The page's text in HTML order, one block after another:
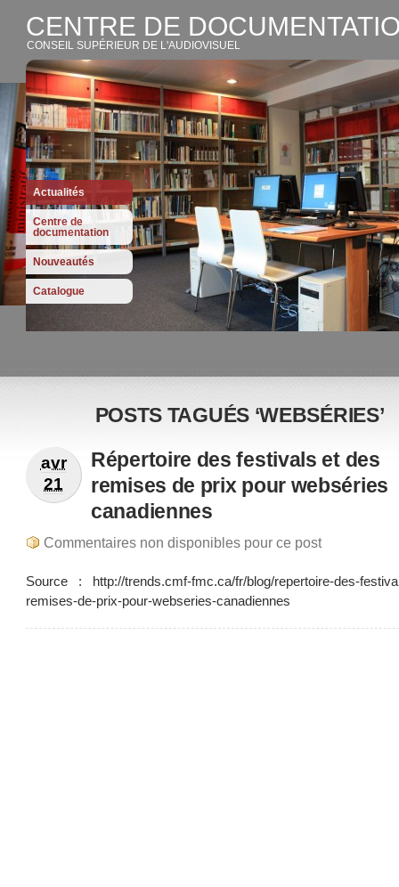
CENTRE DE
CONSEIL SUPÉRIEUR DE L'AUDIOVISUEL
Actualités
Centre de
documentation
Nouveautés
Catalogue
POSTS TAGUÉS ‘WEBSÉRIES’
avr
21
Répertoire des festivals et des
remises de prix pour webséries
canadiennes
Commentaires non disponibles pour ce post
Source : http://trends.cmf-fmc.ca/fr/blog/repertoire-des-
remises-de-prix-pour-webseries-canadiennes